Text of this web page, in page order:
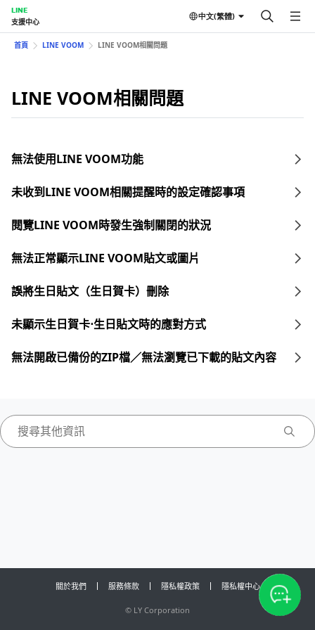
LINE
支援中心
中文(繁體)
首頁 LINE VOOM LINE VOOM相關問題
LINE VOOM相關問題
無法使用LINE VOOM功能
未收到LINE VOOM相關提醒時的設定確認事項
閱覽LINE VOOM時發生強制關閉的狀況
無法正常顯示LINE VOOM貼文或圖片
誤將生日貼文（生日賀卡）刪除
未顯示生日賀卡⋅生日貼文時的應對方式
無法開啟已備份的ZIP檔／無法瀏覽已下載的貼文內容
關於我們 服務條款 隱私權政策 隱私權中心
© LY Corporation